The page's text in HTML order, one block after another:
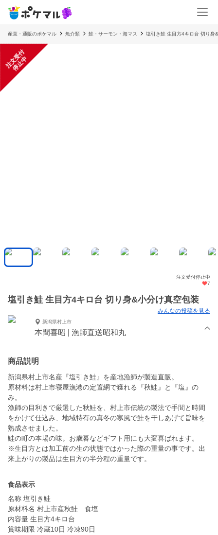
産直・通販のポケマル 魚介類 鮭・サーモン・海マス 塩引き鮭 生目方4キロ台 切り身
注
文
受
付
停
止
中
注文受付停止中
7
塩引き鮭 生目方4キロ台 切り身&小分け真空包装
みんなの投稿を見る
新潟県村上市
本間喜昭 | 漁師直送昭和丸
商品説明
新潟県村上市名産『塩引き鮭』を産地漁師が製造直販。
原材料は村上市寝屋漁港の定置網で獲れる『秋鮭』と『塩』の
み。
漁師の目利きで厳選した秋鮭を、村上市伝統の製法で手間と時間
をかけて仕込み、地域特有の真冬の寒風で鮭を干しあげて旨味を
熟成させました。
鮭の町の本場の味。お歳暮などギフト用にも大変喜ばれます。
※生目方とは加工前の生の状態ではかった際の重量の事です。出
来上がりの製品は生目方の半分程の重量です。
食品表示
名称 塩引き鮭
原材料名 村上市産秋鮭 食塩
内容量 生目方4キロ台
賞味期限 冷蔵10日 冷凍90日